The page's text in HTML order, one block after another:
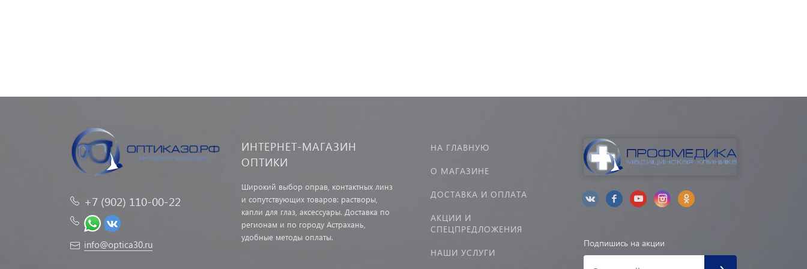
+7 (902) 110-00-22
info@optica30.ru
ИНТЕРНЕТ-МАГАЗИН
ОПТИКИ
Широкий выбор оправ, контактных линз
и сопутствующих товаров: растворы,
капли для глаз, аксессуары. Доставка по
регионам и по городу Астрахань,
удобные методы оплаты.
НА ГЛАВНУЮ
О МАГАЗИНЕ
ДОСТАВКА И ОПЛАТА
АКЦИИ И
СПЕЦПРЕДЛОЖЕНИЯ
НАШИ УСЛУГИ
Подпишись на акции